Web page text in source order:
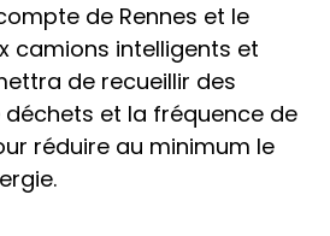
de Rennes et le
camions intelligents et
de recueillir des
et la fréquence de
réduire au minimum le